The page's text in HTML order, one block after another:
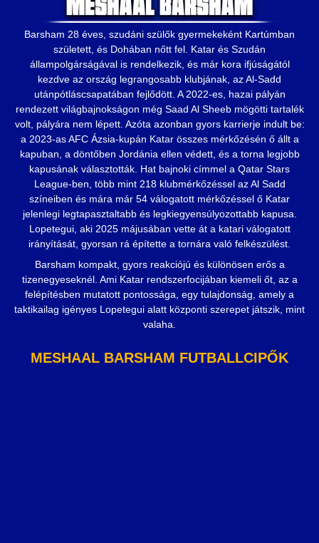
Barsham 28 éves, szudáni szülők gyermekeként Kartúmban
született, és Dohában nőtt fel. Katar és Szudán
állampolgárságával is rendelkezik, és már kora ifjúságától
kezdve az ország legrangosabb klubjának, az Al-Sadd
utánpótláscsapatában fejlődött. A 2022-es, hazai pályán
rendezett világbajnokságon még Saad Al Sheeb mögötti tartalék
volt, pályára nem lépett. Azóta azonban gyors karrierje indult be:
a 2023-as AFC Ázsia-kupán Katar összes mérkőzésén ő állt a
kapuban, a döntőben Jordánia ellen védett, és a torna legjobb
kapusának választották. Hat bajnoki címmel a Qatar Stars
League-ben, több mint 218 klubmérkőzéssel az Al Sadd
színeiben és mára már 54 válogatott mérkőzéssel ő Katar
jelenlegi legtapasztaltabb és legkiegyensúlyozottabb kapusa.
Lopetegui, aki 2025 májusában vette át a katari válogatott
irányítását, gyorsan rá építette a tornára való felkészülést.
Barsham kompakt, gyors reakciójú és különösen erős a
tizenegyeseknél. Ami Katar rendszerfocijában kiemeli őt, az a
felépítésben mutatott pontossága, egy tulajdonság, amely a
taktikailag igényes Lopetegui alatt központi szerepet játszik, mint
valaha.
MESHAAL BARSHAM FUTBALLCIPŐK